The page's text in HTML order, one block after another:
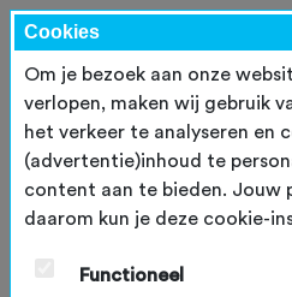
Inloggen
E-mailadres *
Cookies
Om je bezoek aan onze
verlopen, maken wij gebruik
het verkeer te analyseren en
(advertentie)inhoud te
content aan te bieden. Jouw
daarom kun je deze cookie-
Functioneel